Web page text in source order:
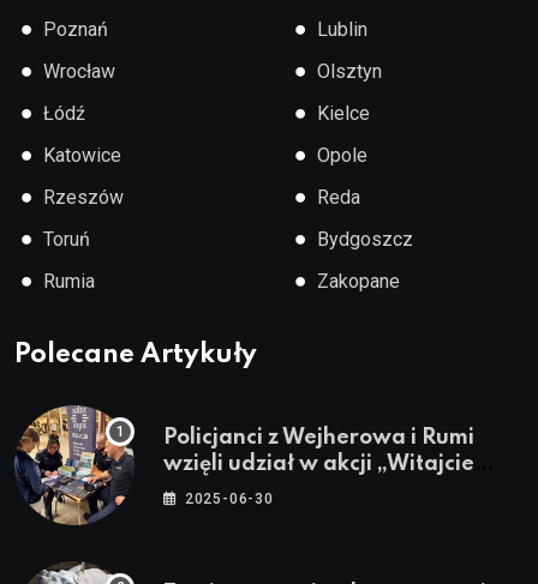
● Poznań
● Wrocław
● Łódź
● Katowice
● Rzeszów
● Toruń
● Rumia
● Lublin
● Olsztyn
● Kielce
● Opole
● Reda
● Bydgoszcz
● Zakopane
Polecane Artykuły
Policjanci z Wejherowa i Rumi
wzięli udział w akcji „Witajcie
Wakacje”
2025-06-30